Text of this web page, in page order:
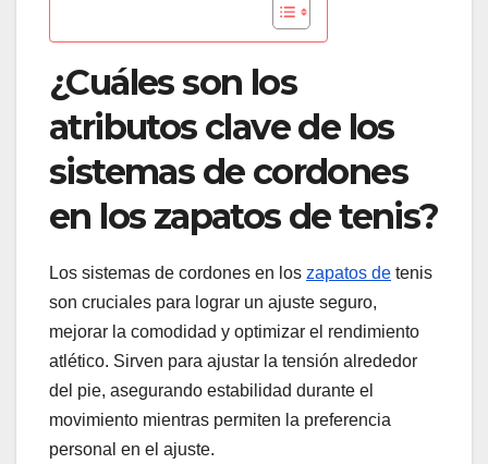
¿Cuáles son los
atributos clave de los
sistemas de cordones
en los zapatos de tenis?
Los sistemas de cordones en los zapatos de tenis
son cruciales para lograr un ajuste seguro,
mejorar la comodidad y optimizar el rendimiento
atlético. Sirven para ajustar la tensión alrededor
del pie, asegurando estabilidad durante el
movimiento mientras permiten la preferencia
personal en el ajuste.